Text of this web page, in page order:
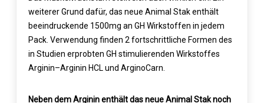
weiterer Grund dafür, das neue Animal Stak enthält
beeindruckende 1500mg an GH Wirkstoffen in jedem
Pack. Verwendung finden 2 fortschrittliche Formen des
in Studien erprobten GH stimulierenden Wirkstoffes
Arginin–Arginin HCL und ArginoCarn.
Neben dem Arginin enthält das neue Animal Stak noch